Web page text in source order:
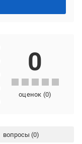
0
оценок (0)
вопросы